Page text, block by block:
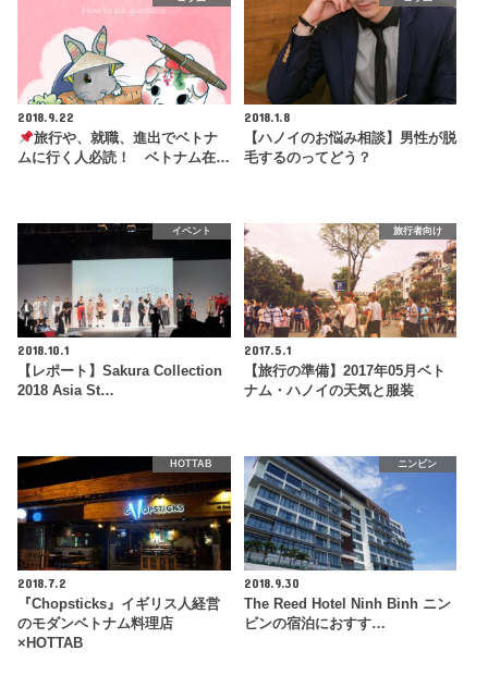
2018.9.22
旅行や、就職、進出でベトナ
ムに行く人必読！ ベトナム在…
2018.1.8
【ハノイのお悩み相談】男性が脱
毛するのってどう？
イベント
2018.10.1
【レポート】Sakura Collection
2018 Asia St…
旅行者向け
2017.5.1
【旅行の準備】2017年05月ベト
ナム・ハノイの天気と服装
HOTTAB
2018.7.2
『Chopsticks』イギリス人経営
のモダンベトナム料理店
×HOTTAB
ニンビン
2018.9.30
The Reed Hotel Ninh Binh ニン
ビンの宿泊におすす…